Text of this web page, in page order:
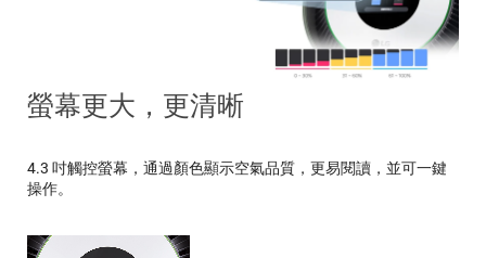
螢幕更大，更清晰
4.3 吋觸控螢幕，通過顏色顯示空氣品質，更易閱讀，並可一鍵
操作。